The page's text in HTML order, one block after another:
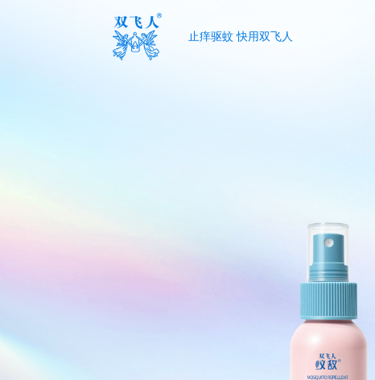
止痒驱蚊 快用双飞人